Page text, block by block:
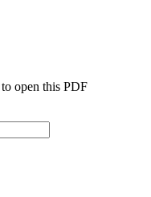
open this PDF